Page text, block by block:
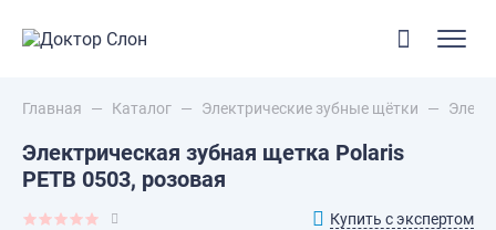
Главная — Каталог — Электрические зубные щётки —
Электрическая зубная щетка Polaris
PETB 0503, розовая
Купить с экспертом